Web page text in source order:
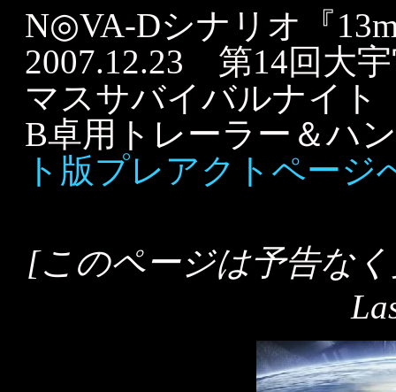
N◎VA-Dシナリオ『
2007.12.23 第14回大
マスサバイバルナイト
B卓用トレーラー＆ハ
ト版プレアクトページ
[このページは予告な